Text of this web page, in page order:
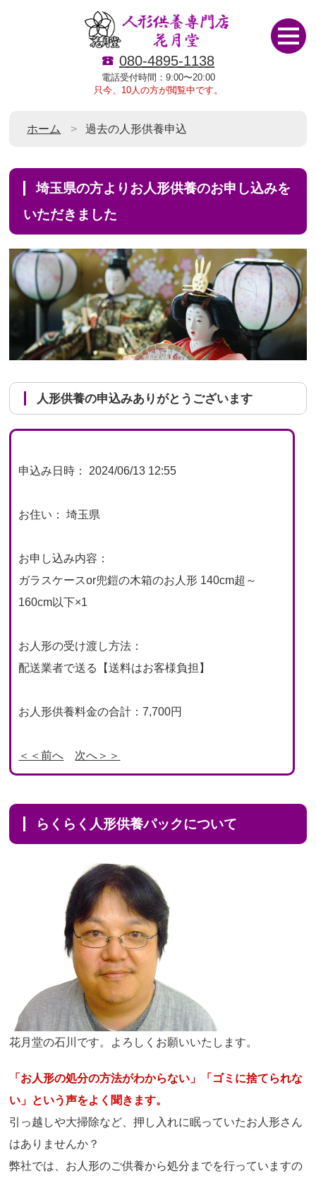
080-4895-1138
電話受付時間：9:00〜20:00
只今、10人の方が閲覧中です。
ホーム 過去の人形供養申込
埼玉県の方よりお人形供養のお申し込みを
いただきました
人形供養の申込みありがとうございます
申込み日時： 2024/06/13 12:55
お住い： 埼玉県
お申し込み内容：
ガラスケースor兜鎧の木箱のお人形 140cm超～
160cm以下×1
お人形の受け渡し方法：
配送業者で送る【送料はお客様負担】
お人形供養料金の合計：7,700円
＜＜前へ 次へ＞＞
らくらく人形供養パックについて
花月堂の石川です。よろしくお願いいたします。
「お人形の処分の方法がわからない」「ゴミに捨てられな
い」という声をよく聞きます。
引っ越しや大掃除など、押し入れに眠っていたお人形さん
はありませんか？
弊社では、お人形のご供養から処分までを行っていますの